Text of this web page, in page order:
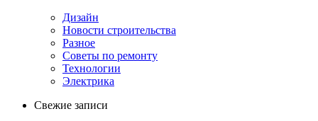
Дизайн
Новости строительства
Разное
Советы по ремонту
Технологии
Электрика
Свежие записи